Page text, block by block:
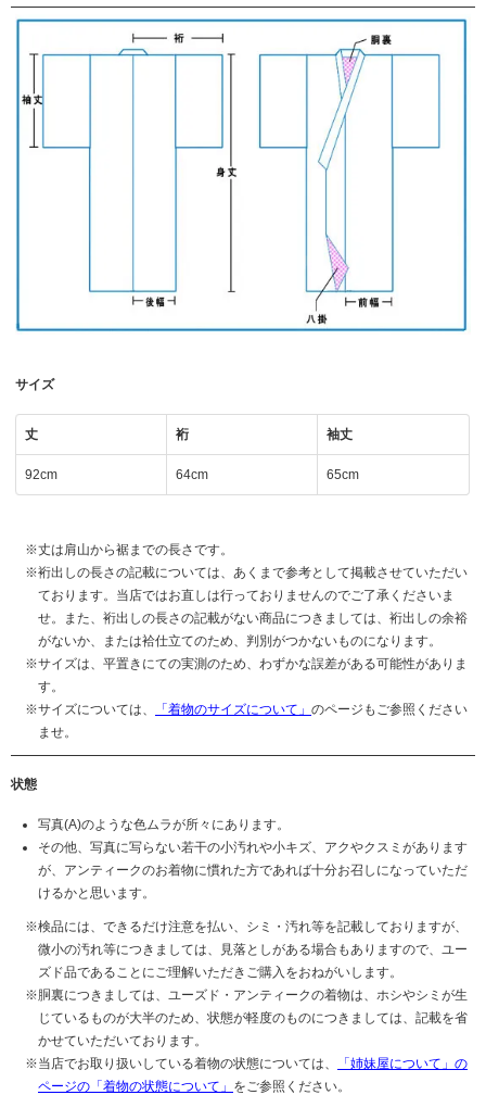
サイズ
丈 裄 袖丈
92cm 64cm 65cm
丈は肩山から裾までの長さです。
裄出しの長さの記載については、あくまで参考として掲載させていただい
ております。当店ではお直しは行っておりませんのでご了承くださいま
せ。また、裄出しの長さの記載がない商品につきましては、裄出しの余裕
がないか、または袷仕立てのため、判別がつかないものになります。
サイズは、平置きにての実測のため、わずかな誤差がある可能性がありま
す。
サイズについては、
「着物のサイズについて」 のページもご参照ください
ませ。
状態
写真(A)のような色ムラが所々にあります。
その他、写真に写らない若干の小汚れや小キズ、アクやクスミがあります
が、アンティークのお着物に慣れた方であれば十分お召しになっていただ
けるかと思います。
検品には、できるだけ注意を払い、シミ・汚れ等を記載しておりますが、
微小の汚れ等につきましては、見落としがある場合もありますので、ユー
ズド品であることにご理解いただきご購入をおねがいします。
胴裏につきましては、ユーズド・アンティークの着物は、ホシやシミが生
じているものが大半のため、状態が軽度のものにつきましては、記載を省
かせていただいております。
当店でお取り扱いしている着物の状態については、
「姉妹屋について」の
ページの「着物の状態について」 をご参照ください。